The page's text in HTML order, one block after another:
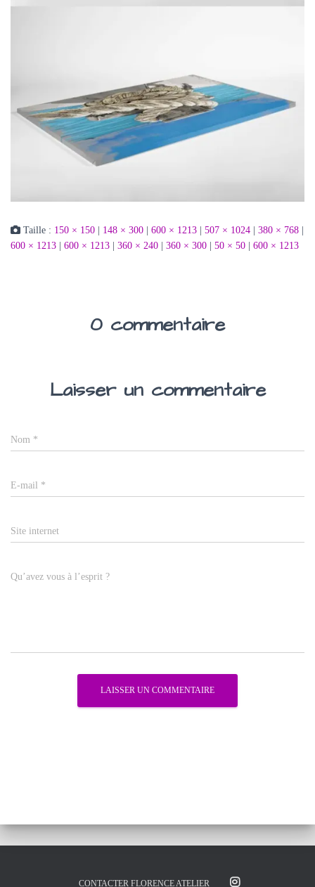
Taille : 150 × 150 148 × 300 600 × 1213 507 × 1024 380 × 768
600 × 1213
600 × 1213 360 × 240 360 × 300 50 × 50 600 × 1213
0 commentaire
Laisser un commentaire
Nom *
E-mail *
Site internet
Qu’avez vous à l’esprit ?
CONTACTER FLORENCE ATELIER